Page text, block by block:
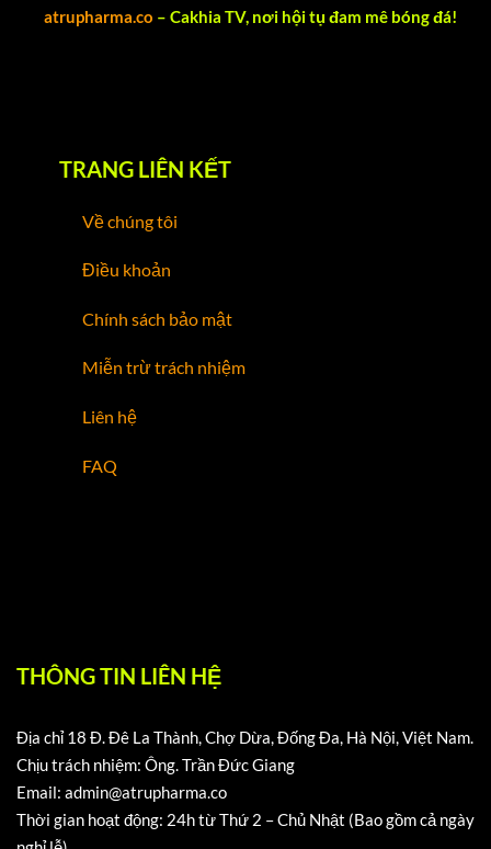
atrupharma.co – Cakhia TV, nơi hội tụ đam mê bóng đá!
TRANG LIÊN KẾT
Về chúng tôi
Điều khoản
Chính sách bảo mật
Miễn trừ trách nhiệm
Liên hệ
FAQ
THÔNG TIN LIÊN HỆ
Địa chỉ 18 Đ. Đê La Thành, Chợ Dừa, Đống Đa, Hà Nội, Việt Nam.
Chịu trách nhiệm: Ông. Trần Đức Giang
Email: admin@atrupharma.co
Thời gian hoạt động: 24h từ Thứ 2 – Chủ Nhật (Bao gồm cả ngày